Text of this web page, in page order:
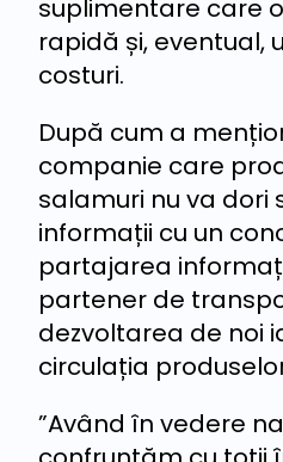
suplimentare care
rapidă și, eventual,
costuri.
După cum a
companie care
salamuri nu va dori
informații cu un
partajarea
partener de
dezvoltarea de noi
circulația
”Având în vedere